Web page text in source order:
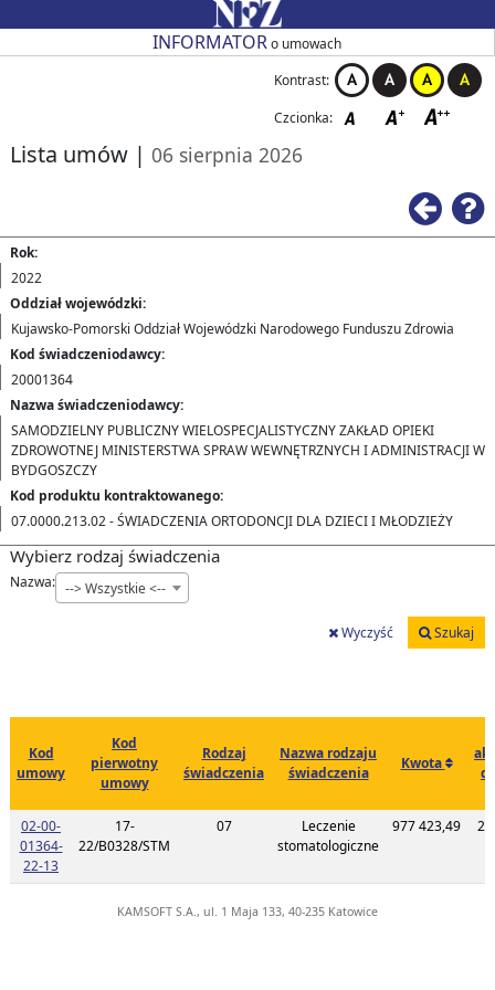
Przejdź do strony głównejINFORMATORo umowach
Kontrast:
Czcionka:
Lista umów | 06 sierpnia 2026
Rok:
2022
Oddział wojewódzki:
Kujawsko-Pomorski Oddział Wojewódzki Narodowego Funduszu Zdrowia
Kod świadczeniodawcy:
20001364
Nazwa świadczeniodawcy:
SAMODZIELNY PUBLICZNY WIELOSPECJALISTYCZNY ZAKŁAD OPIEKI
ZDROWOTNEJ MINISTERSTWA SPRAW WEWNĘTRZNYCH I ADMINISTRACJI W
BYDGOSZCZY
Kod produktu kontraktowanego:
07.0000.213.02 - ŚWIADCZENIA ORTODONCJI DLA DZIECI I MŁODZIEŻY
Wybierz rodzaj świadczenia
Nazwa: --> Wszystkie <--
Wyczyść Szukaj
Kod
umowy
Kod
pierwotny
umowy
Rodzaj
świadczenia
Nazwa rodzaju
świadczenia
Kwota
02-00-
01364-
22-13Link do listy planu umowy o kodzie 02-00-01364-22-13
17-
22/B0328/STM
07
Leczenie
stomatologiczne
977 423,49
KAMSOFT S.A., ul. 1 Maja 133, 40-235 Katowice